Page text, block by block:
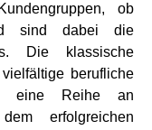
ob
sind dabei die
Die klassische
berufliche
eine Reihe an
erfolgreichen